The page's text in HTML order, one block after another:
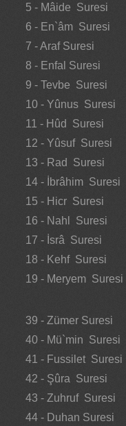
5 - Mâide Suresi
6 - En`âm Suresi
7 - Araf Suresi
8 - Enfal Suresi
9 - Tevbe Suresi
10 - Yûnus Suresi
11 - Hûd Suresi
12 - Yûsuf Suresi
13 - Rad Suresi
14 - İbrâhim Suresi
15 - Hicr Suresi
16 - Nahl Suresi
17 - İsrâ Suresi
18 - Kehf Suresi
19 - Meryem Suresi
39 - Zümer Suresi
40 - Mü`min Suresi
41 - Fussilet Suresi
42 - Şûra Suresi
43 - Zuhruf Suresi
44 - Duhan Suresi